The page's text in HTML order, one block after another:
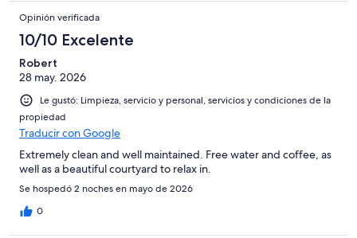
Opinión verificada
10/10 Excelente
Robert
28 may. 2026
Le gustó: Limpieza, servicio y personal, servicios y condiciones de la
propiedad
Traducir con Google
Extremely clean and well maintained. Free water and coffee, as
well as a beautiful courtyard to relax in.
Se hospedó 2 noches en mayo de 2026
0